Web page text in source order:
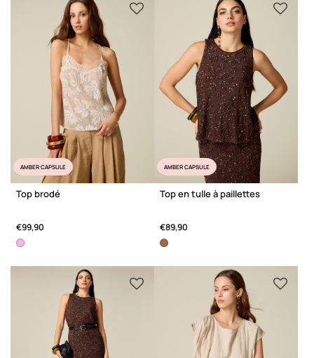
AMBER CAPSULE
Top brodé
€99,90
AMBER CAPSULE
Top en tulle à paillettes
€89,90